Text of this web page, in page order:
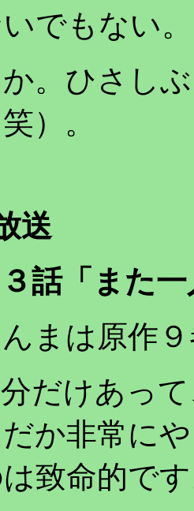
でもない。
ひさしぶ
）。
送
話「また
まは原作
だけあっ
か非常にや
致命的で